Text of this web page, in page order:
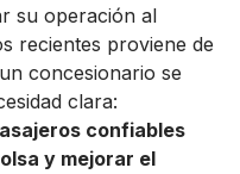
su operación al
recientes proviene de
concesionario se
clara:
confiables
y mejorar el